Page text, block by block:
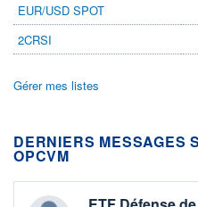
EUR/USD SPOT
2CRSI
Gérer mes listes
DERNIERS MESSAGES
OPCVM